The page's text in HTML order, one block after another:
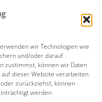
wir Technologien wie
und/oder darauf
zustimmst, können wir Daten
dieser Website verarbeiten.
zurückziehst, können
werden.